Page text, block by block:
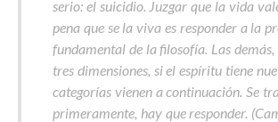
serio: el suicidio. Juzgar que la vida
pena que se la viva es responder a la
fundamental de la filosofía. Las
tres dimensiones, si el espíritu tiene
categorías vienen a continuación. Se
primeramente, hay que responder.